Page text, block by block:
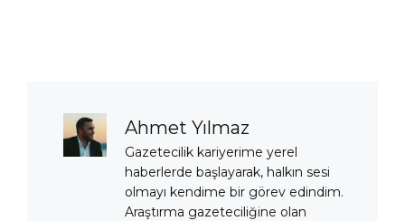
Ahmet Yılmaz
Gazetecilik kariyerime yerel
haberlerde başlayarak, halkın sesi
olmayı kendime bir görev edindim.
Araştırma gazeteciliğine olan